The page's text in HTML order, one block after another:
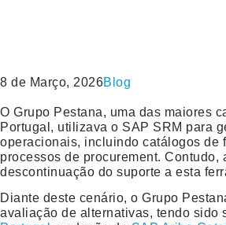
8 de Março, 2026Blog
O Grupo Pestana, uma das maiores
Portugal, utilizava o SAP SRM para
operacionais, incluindo catálogos de
processos de procurement. Contudo,
descontinuação do suporte a esta
Diante deste cenário, o Grupo
avaliação de alternativas, tendo sido